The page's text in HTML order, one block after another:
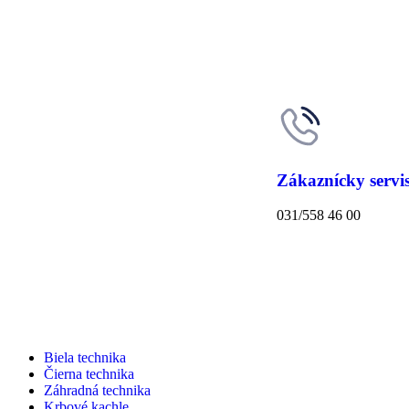
Zákaznícky
031/558 46 00
Biela technika
Čierna technika
Záhradná technika